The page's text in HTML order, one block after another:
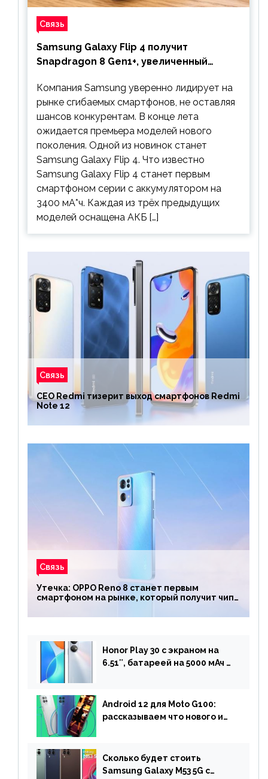
Связь
Samsung Galaxy Flip 4 получит
Snapdragon 8 Gen1+, увеличенный
предшественника
Компания Samsung уверенно лидирует на
рынке сгибаемых смартфонов, не оставляя
шансов конкурентам. В конце лета
ожидается премьера моделей нового
поколения. Одной из новинок станет
Samsung Galaxy Flip 4. Что известно
Samsung Galaxy Flip 4 станет первым
смартфоном серии с аккумулятором на
3400 мА*ч. Каждая из трёх предыдущих
моделей оснащена АКБ […]
Связь
CEO Redmi тизерит выход смартфонов Redmi
Note 12
Связь
Утечка: OPPO Reno 8 станет первым
смартфоном на рынке, который получит чип
Honor Play 30 с экраном на
6.51″, батареей на 5000 мАч и
Android 12 для Moto G100:
рассказываем что нового и
Сколько будет стоить
Samsung Galaxy M53 5G с